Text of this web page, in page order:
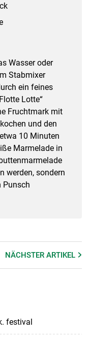
Wasser oder
Stabmixer
ein feines
Lotte“
Fruchtmark mit
und den
10 Minuten
Marmelade in
werden, sondern
Punsch
NÄCHSTERARTIKEL
festival